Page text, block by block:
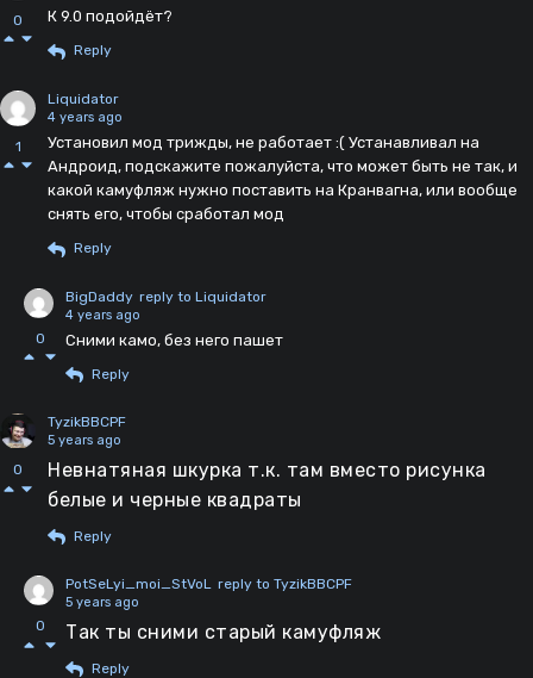
0 К 9.0 подойдёт?
Reply
1
Liquidator
4 years ago
Установил мод трижды, не работает :( Устанавливал на
Андроид, подскажите пожалуйста, что может быть не так, и
какой камуфляж нужно поставить на Кранвагна, или вообще
снять его, чтобы сработал мод
Reply
0
BigDaddy reply to Liquidator
4 years ago
Сними камо, без него пашет
Reply
0
TyzikBBCPF
5 years ago
Невнатяная шкурка т.к. там вместо рисунка
белые и черные квадраты
Reply
0
PotSeLyi_moi_StVoL reply to TyzikBBCPF
5 years ago
Так ты сними старый камуфляж
Reply